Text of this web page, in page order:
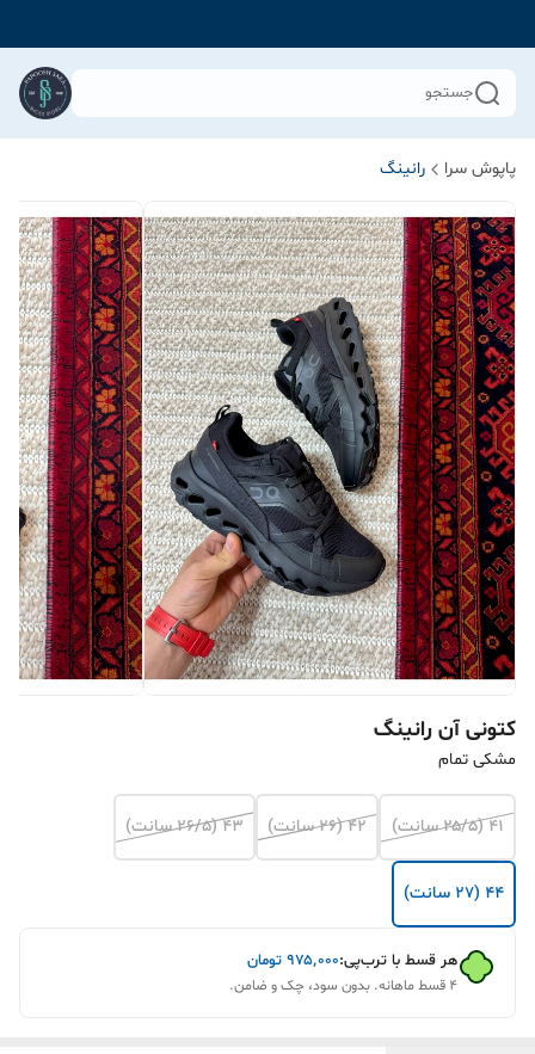
جستجو
پاپوش سرا رانینگ
کتونی آن رانینگ
مشکی تمام
۴۱ (۲۵/۵ سانت) ۴۲ (۲۶ سانت) ۴۳ (۲۶/۵ سانت)
۴۴ (۲۷ سانت)
هر قسط با ترب‌پی:۹۷۵٬۰۰۰ تومان
۴ قسط ماهانه. بدون سود، چک و ضامن.